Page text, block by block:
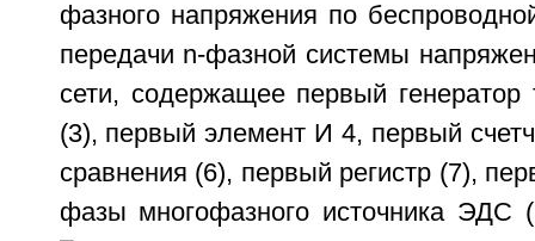
фазного напряжения по
передачи n-фазной системы
сети, содержащее первый генератор
(3), первый элемент И 4, первый
сравнения (6), первый регистр (7),
фазы многофазного источника ЭДС